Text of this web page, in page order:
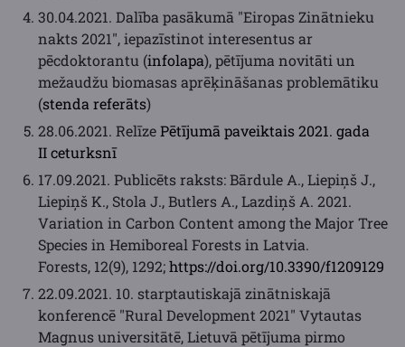
30.04.2021. Dalība pasākumā "Eiropas Zinātnieku
nakts 2021", iepazīstinot interesentus ar
pēcdoktorantu (infolapa), pētījuma novitāti un
mežaudžu biomasas aprēķināšanas problemātiku
(stenda referāts)
28.06.2021. RelīzePētījumā paveiktais 2021. gada
II ceturksnī
17.09.2021. Publicēts raksts: Bārdule A., Liepiņš J.,
Liepiņš K., Stola J., Butlers A., Lazdiņš A. 2021.
Variation in Carbon Content among the Major Tree
Species in Hemiboreal Forests in Latvia.
Forests, 12(9), 1292;https://doi.org/10.3390/f1209129
22.09.2021. 10. starptautiskajā zinātniskajā
konferencē "Rural Development 2021" Vytautas
Magnus universitātē, Lietuvā pētījuma pirmo